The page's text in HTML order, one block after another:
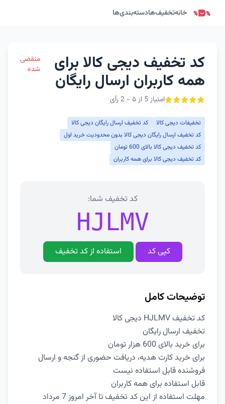
خانهتخفیف‌هادسته‌بندی‌ها
کد تخفیف دیجی کالا برای
همه کاربران ارسال رایگان
امتیاز 5 از ۵ - 2 رأی
منقضی
شده
تخفیفات دیجی کالا
کد تخفیف ارسال رایگان دیجی کالا
کد تخفیف ارسال رایگان دیجی کالا بدون محدودیت خرید اول
کد تخفیف دیجی کالا بالای 600 تومان
کد تخفیف دیجی کالا برای همه کاربران
کد تخفیف شما:
HJLMV
کپی کد استفاده از کد تخفیف
توضیحات کامل
کد تخفیف HJLMV دیجی کالا
تخفیف ارسال رایگان
برای خرید بالای 600 هزار تومان
برای خرید کارت هدیه، دریافت حضوری از گنجه و ارسال
فروشنده قابل استفاده نیست
قابل استفاده برای همه کاربران
مهلت استفاده از این کد تخفیف تا آخر امروز 7 مرداد